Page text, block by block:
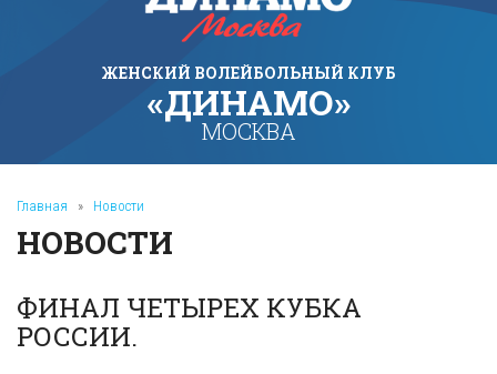
ЖЕНСКИЙ ВОЛЕЙБОЛЬНЫЙ КЛУБ
«ДИНАМО»
МОСКВА
Главная » Новости
НОВОСТИ
ФИНАЛ ЧЕТЫРЕХ КУБКА
РОССИИ.